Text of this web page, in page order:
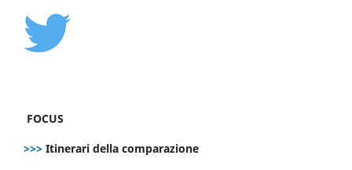
FOCUS
>>> Itinerari della comparazione